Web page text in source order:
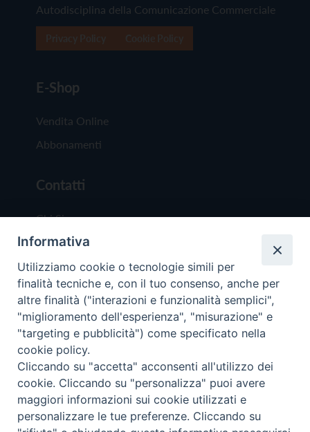
Autodisciplina della Comunicazione Commerciale
E-Shop
Vendita Online
Abbonamenti
Contatti
Chi Siamo
Redazione
Scrivici
Copyright © 2019 - Tutti i diritti riservati - Vita
Trentina Editrice
Privacy Policy
Torna
Informativa
Utilizziamo cookie o tecnologie simili per
finalità tecniche e, con il tuo consenso, anche per
altre finalità ("interazioni e funzionalità semplici",
"miglioramento dell'esperienza", "misurazione" e
"targeting e pubblicità") come specificato nella
cookie policy.
Cliccando su "accetta" acconsenti all'utilizzo dei
cookie. Cliccando su "personalizza" puoi avere
maggiori informazioni sui cookie utilizzati e
personalizzare le tue preferenze. Cliccando su